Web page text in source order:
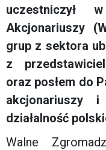
uczestniczył
Akcjonariuszy
grup z sektora
z
oraz posłem do
akcjonariuszy
działalność
Walne